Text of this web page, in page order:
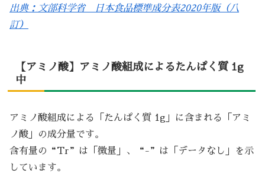
出典：文部科学省 日本食品標準成分表2020年版（八
訂）
【アミノ酸】アミノ酸組成によるたんぱく質 1g
中
アミノ酸組成による「たんぱく質 1g」に含まれる「アミ
ノ酸」の成分量です。
含有量の“Tr”は「微量」、“-”は「データなし」を示
しています。